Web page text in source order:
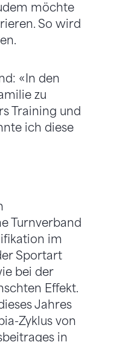
möchte
So wird
«In den
zu
Training und
ich diese
Turnverband
im
Sportart
bei der
Effekt.
Jahres
Zyklus von
in